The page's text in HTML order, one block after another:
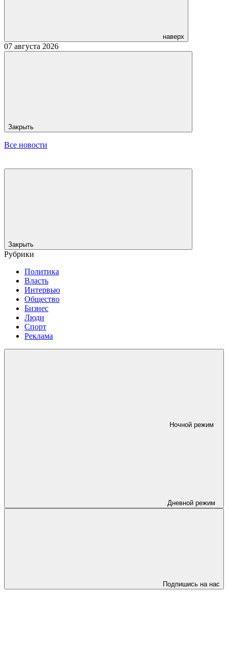
наверх
07 августа 2026
Закрыть
Все новости
Закрыть
Рубрики
Политика
Власть
Интервью
Общество
Бизнес
Люди
Спорт
Реклама
Ночной режим
Дневной режим
Подпишись на нас